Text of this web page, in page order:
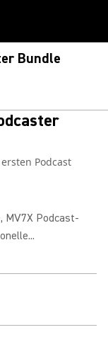
Bundle
Podcast
Podcast-